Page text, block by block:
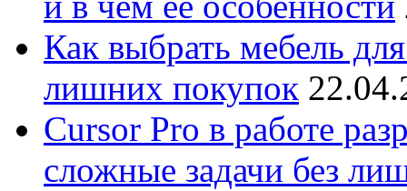
Как выбрать мебель
лишних покупок
Cursor Pro в работе
сложные задачи без